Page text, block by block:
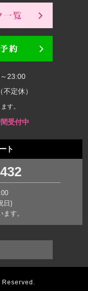
23:00
定休）
す。
受付中
ト
日)
す。